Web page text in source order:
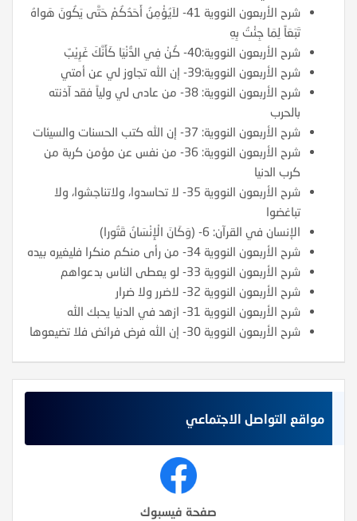
شرح الأربعون النووية 41- لاَيُؤْمِنُ أَحَدُكُمْ حَتَّى يَكُونَ هَواهُ
تَبَعَاً لِمَا جِئْتُ بِهِ
شرح الأربعون النووية:40- كُنْ فِي الدُّنْيَا كَأَنَّكَ غَرِيْبٌ
شرح الأربعون النووية:39- إن الله تجاوز لي عن أمتي
شرح الأربعون النووية: 38- من عادى لي ولياً فقد آذنته
بالحرب
شرح الأربعون النووية: 37- إن الله كتب الحسنات والسيئات
شرح الأربعون النووية: 36- من نفس عن مؤمن كربة من
كرب الدنيا
شرح الأربعون النووية 35- لا تحاسدوا، ولاتناجشوا، ولا
تباغضوا
الإنسان في القرآن: 6- (وَكَانَ الْإِنْسَانُ قَتُورا)
شرح الأربعون النووية 34- من رأى منكم منكرا فليغيره بيده
شرح الأربعون النووية 33- لو يعطى الناس بدعواهم
شرح الأربعون النووية 32- لاضرر ولا ضرار
شرح الأربعون النووية 31- ازهد في الدنيا يحبك الله
شرح الأربعون النووية 30- إن الله فرض فرائض فلا تضيعوها
مواقع التواصل الاجتماعي
صفحة فيسبوك